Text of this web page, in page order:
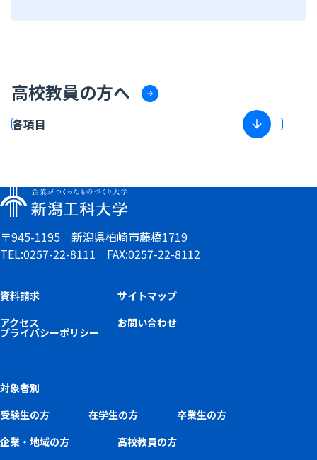
高校教員の方へ
各項目
〒945-1195 新潟県柏崎市藤橋1719
TEL:0257-22-8111 FAX:0257-22-8112
資料請求
サイトマップ
アクセス
お問い合わせ
プライバシーポリシー
対象者別
受験生の方
在学生の方
卒業生の方
企業・地域の方
高校教員の方